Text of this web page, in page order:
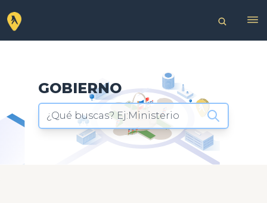
GOBIERNO
¿Qué buscas? Ej:Ministerio